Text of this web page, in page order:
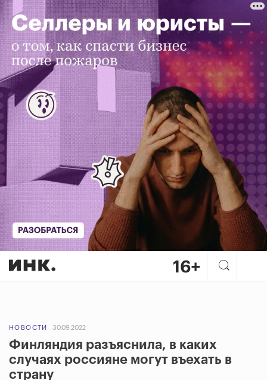
НОВОСТИ 30.09.2022
Финляндия разъяснила, в каких
случаях россияне могут въехать в
страну